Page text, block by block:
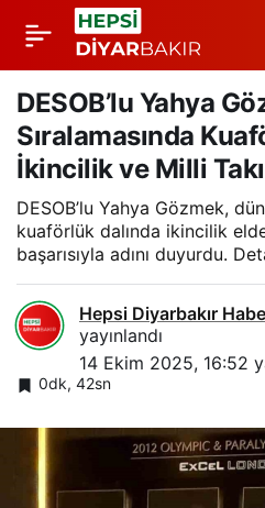
DESOB’lu Yahya
Sıralamasında
İkincilik ve Milli
DESOB’lu Yahya Gözmek,
kuaförlük dalında ikincilik
başarısıyla adını duyurdu.
Hepsi Diyarbakır
yayınlandı
14 Ekim 2025, 16:52
0dk, 42sn
Kayapınar’daki Tatlıcı:
Geleneksel Lezzetler,
Glikoz Şurubuna
Dayanmayan Üretim